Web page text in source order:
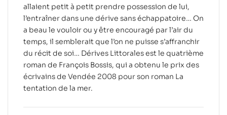
allaient petit à petit prendre possession de lui,
l’entraîner dans une dérive sans échappatoire… On
a beau le vouloir ou y être encouragé par l’air du
temps, il semblerait que l’on ne puisse s’affranchir
du récit de soi… Dérives Littorales est le quatrième
roman de François Bossis, qui a obtenu le prix des
écrivains de Vendée 2008 pour son roman La
tentation de la mer.